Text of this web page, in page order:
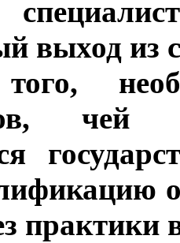
выход из
чей
практики